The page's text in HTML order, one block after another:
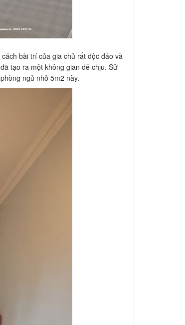
bài trí của gia chủ rất độc đáo và
tạo ra một không gian dễ chịu. Sử
ngủ nhỏ 5m2 này.